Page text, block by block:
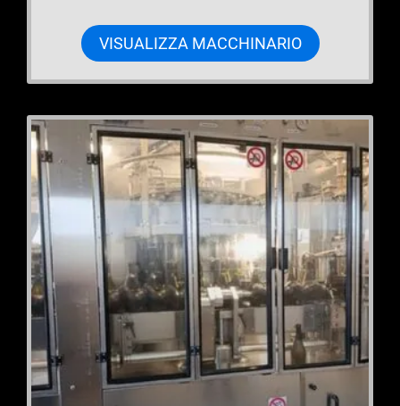
VISUALIZZA MACCHINARIO